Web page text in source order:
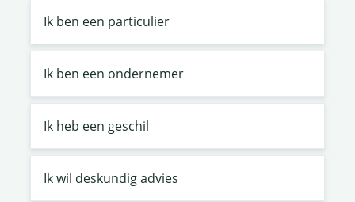
Ik ben een particulier
Ik ben een ondernemer
Ik heb een geschil
Ik wil deskundig advies